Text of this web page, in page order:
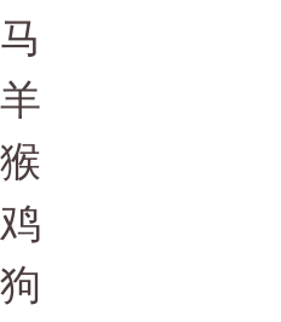
马
羊
猴
鸡
狗